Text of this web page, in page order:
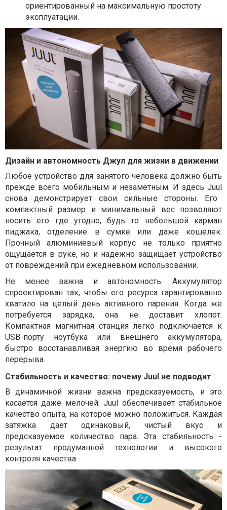
ориентированный на максимальную простоту
эксплуатации.
Дизайн и автономность Джул для жизни в движении
Любое устройство для занятого человека должно быть
прежде всего мобильным и незаметным. И здесь Juul
снова демонстрирует свои сильные стороны. Его
компактный размер и минимальный вес позволяют
носить его где угодно, будь то небольшой карман
пиджака, отделение в сумке или даже кошелек.
Прочный алюминиевый корпус не только приятно
ощущается в руке, но и надежно защищает устройство
от повреждений при ежедневном использовании.
Не менее важна и автономность. Аккумулятор
спроектирован так, чтобы его ресурса гарантированно
хватило на целый день активного парения. Когда же
потребуется зарядка, она не доставит хлопот.
Компактная магнитная станция легко подключается к
USB-порту ноутбука или внешнего аккумулятора,
быстро восстанавливая энергию во время рабочего
перерыва.
Стабильность и качество: почему Juul не подводит
В динамичной жизни важна предсказуемость, и это
касается даже мелочей.Juul
обеспечивает стабильное
качество опыта, на которое можно положиться. Каждая
затяжка дает одинаковый, чистый вкус и
предсказуемое количество пара. Эта стабильность -
результат продуманной технологии и высокого
контроля качества.